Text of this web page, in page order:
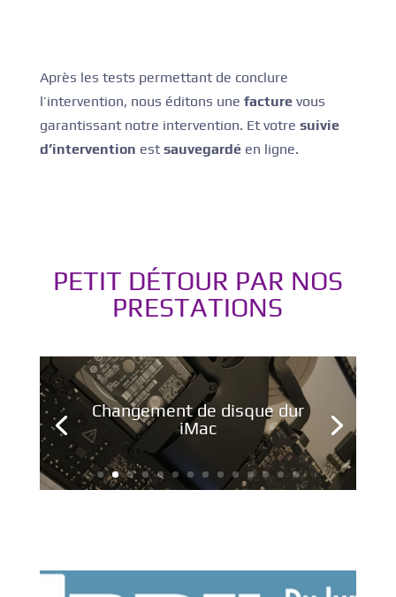
Après les tests permettant de conclure
l’intervention, nous éditons une facturevous
garantissant notre intervention. Et votre suivie
d’intervention est sauvegardéen ligne.
PETIT DÉTOUR PAR NOS
PRESTATIONS
Changement de disque dur
iMac